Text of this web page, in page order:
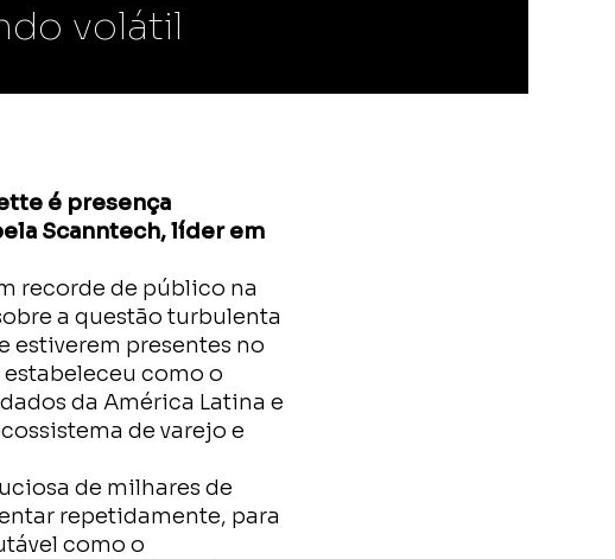
volátil
é presença
Scanntech, líder em
recorde de público na
a questão turbulenta
estiverem presentes no
como o
da América Latina e
de varejo e
de milhares de
repetidamente, para
como o